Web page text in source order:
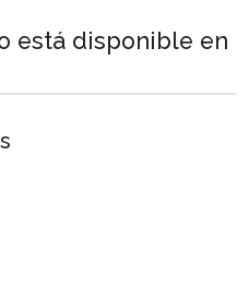
está disponible en